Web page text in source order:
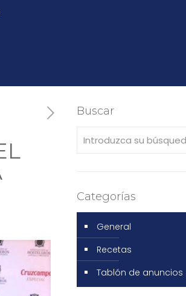
Buscar
Categorías
General
Recetas
Tablón de anuncios